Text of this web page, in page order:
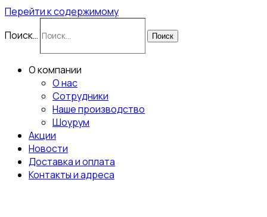
Перейти к содержимому
Поиск…
Поиск
О компании
О нас
Сотрудники
Наше производство
Шоурум
Акции
Новости
Доставка и оплата
Контакты и адреса